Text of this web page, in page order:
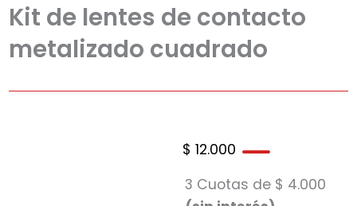
Kit de lentes de contacto
metalizado cuadrado
$ 12.000
3 Cuotas de $ 4.000